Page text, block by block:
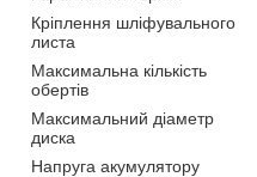
Кріплення шліфувального
листа
Максимальна кількість
обертів
Максимальний діаметр
диска
Напруга акумулятору